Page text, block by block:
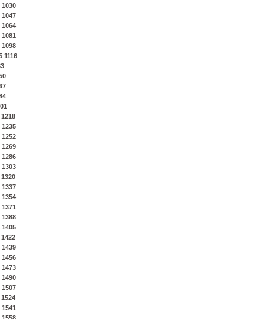
1030
1047
1064
1081
1098
1116
1218
1235
1252
1269
1286
1303
1320
1337
1354
1371
1388
1405
1422
1439
1456
1473
1490
1507
1524
1541